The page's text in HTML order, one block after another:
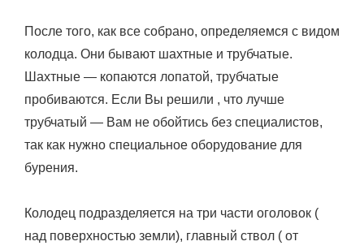
После того, как все собрано, определяемся с видом
колодца. Они бывают шахтные и трубчатые.
Шахтные — копаются лопатой, трубчатые
пробиваются. Если Вы решили , что лучше
трубчатый — Вам не обойтись без специалистов,
так как нужно специальное оборудование для
бурения.
Колодец подразделяется на три части оголовок (
над поверхностью земли), главный ствол ( от